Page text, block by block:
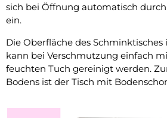
sich bei Öffnung automatisch
ein.
Die Oberfläche des
kann bei Verschmutzung einfach
feuchten Tuch gereinigt werden.
Bodens ist der Tisch mit